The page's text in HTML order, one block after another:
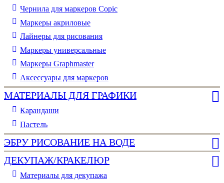
Чернила для маркеров Copic
Маркеры акриловые
Лайнеры для рисования
Маркеры универсальные
Маркеры Graphmaster
Аксессуары для маркеров
МАТЕРИАЛЫ ДЛЯ ГРАФИКИ
Карандаши
Пастель
ЭБРУ РИСОВАНИЕ НА ВОДЕ
ДЕКУПАЖ/КРАКЕЛЮР
Материалы для декупажа